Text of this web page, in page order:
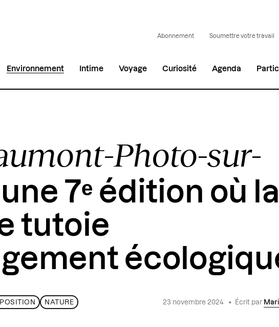
Abonnement Soumettre votre travail
Environnement Intime Voyage Curiosité Agenda
Photo-sur-
une 7ᵉ édition où la
tutoie
NATURE 23 novembre 2024 • Écrit par